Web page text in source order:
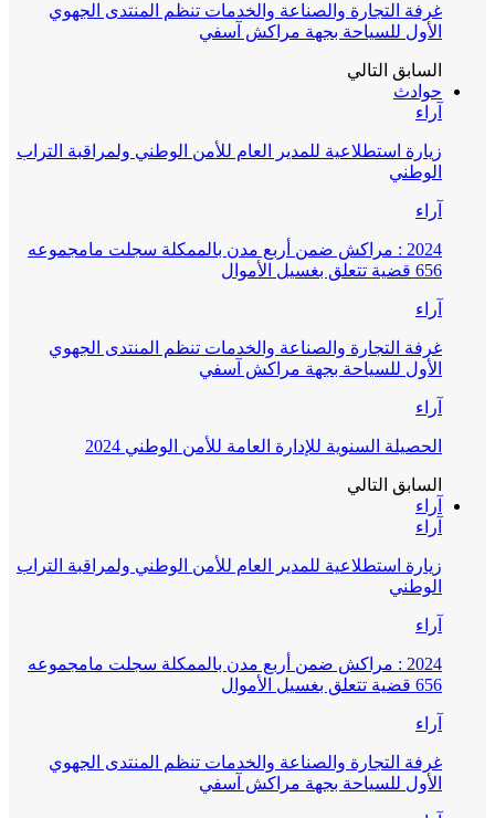
غرفة التجارة والصناعة والخدمات تنظم المنتدى الجهوي
الأول للسياحة بجهة مراكش آسفي
السابق التالي
حوادث
آراء
زيارة استطلاعية للمدير العام للأمن الوطني ولمراقبة التراب
الوطني
آراء
2024 : مراكش ضمن أربع مدن بالممكلة سجلت مامجموعه
656 قضية تتعلق بغسيل الأموال
آراء
غرفة التجارة والصناعة والخدمات تنظم المنتدى الجهوي
الأول للسياحة بجهة مراكش آسفي
آراء
الحصيلة السنوية للإدارة العامة للأمن الوطني 2024
السابق التالي
آراء
آراء
زيارة استطلاعية للمدير العام للأمن الوطني ولمراقبة التراب
الوطني
آراء
2024 : مراكش ضمن أربع مدن بالممكلة سجلت مامجموعه
656 قضية تتعلق بغسيل الأموال
آراء
غرفة التجارة والصناعة والخدمات تنظم المنتدى الجهوي
الأول للسياحة بجهة مراكش آسفي